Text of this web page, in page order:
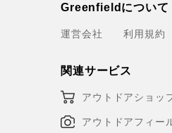
Greenfieldについて
運営会社 利用規約
関連サービス
アウトドアショッ
アウトドアフィー